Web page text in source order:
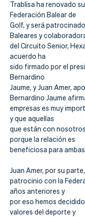
La
Jugar
Tienda
Trablisa ha renovado
Federación Balear de
Golf, y será
Baleares y
del Circuito Senior,
acuerdo ha
sido firmado por el
Bernardino
Jaume, y Juan Amer,
Bernardino Jaume
empresas es muy
y que aquellas
que están con
porque la relación es
beneficiosa para
Juan Amer, por su parte,
patrocinio con la
años anteriores y
por eso hemos
valores del deporte y